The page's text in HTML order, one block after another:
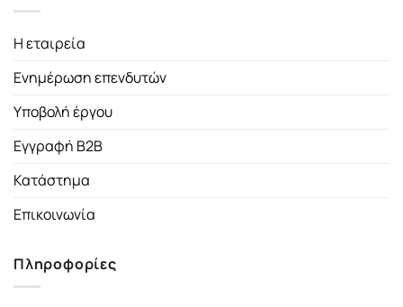
Η εταιρεία
Ενημέρωση επενδυτών
Υποβολή έργου
Εγγραφή B2B
Κατάστημα
Επικοινωνία
Πληροφορίες